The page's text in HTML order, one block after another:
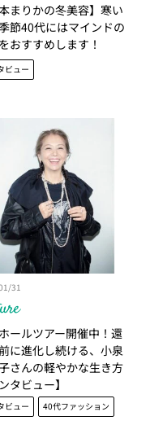
本まりかの冬美容】寒い
節40代にはマインドの
おすすめします！
ビュー
31
ールツアー開催中！還
に進化し続ける、小泉
さんの軽やかな生き方
タビュー】
ビュー 40代ファッション